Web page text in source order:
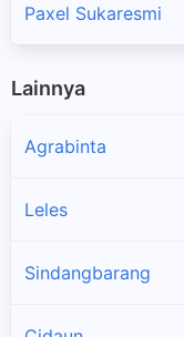
Paxel Sukaresmi
Lainnya
Agrabinta
Leles
Sindangbarang